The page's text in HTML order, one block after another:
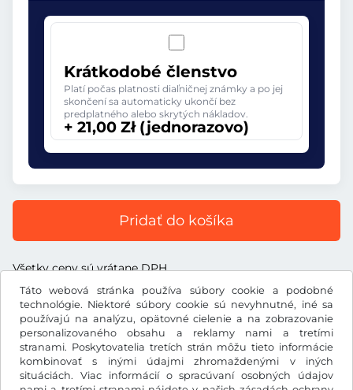
Táto webová stránka používa súbory cookie a podobné
technológie. Niektoré súbory cookie sú nevyhnutné, iné sa
používajú na analýzu, opätovné cielenie a na zobrazovanie
personalizovaného obsahu a reklamy nami a tretími
stranami. Poskytovatelia tretích strán môžu tieto informácie
kombinovať s inými údajmi zhromaždenými v iných
situáciách. Viac informácií o spracúvaní osobných údajov
Krátkodobé členstvo
Platí počas platnosti diaľničnej známky a po jej
skončení sa automaticky ukončí bez
predplatného alebo skrytých nákladov.
+ 21,00 Zł (jednorazovo)
Pridať do košíka
Všetky ceny sú vrátane DPH.
ZłPLN